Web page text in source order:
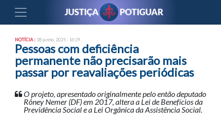
NOTÍCIA | 18 junho, 2025 - 16:29
Pessoas com deficiência
permanente não precisarão mais
passar por reavaliações periódicas
O projeto, apresentado originalmente pelo então deputado
Rôney Nemer (DF) em 2017, altera a Lei de Benefícios da
Previdência Social e a Lei Orgânica da Assistência Social.